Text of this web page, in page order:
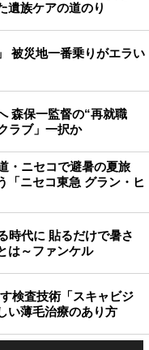
遺族ケアの道のり
被災地一番乗りがエラい
森保一監督の“再就職
ラブ」一択か
・ニセコで避暑の夏旅
「ニセコ東急 グラン・ヒ
時代に 貼るだけで暑さ
は～ファンケル
検査技術「スキャビジ
い薄毛治療のあり方